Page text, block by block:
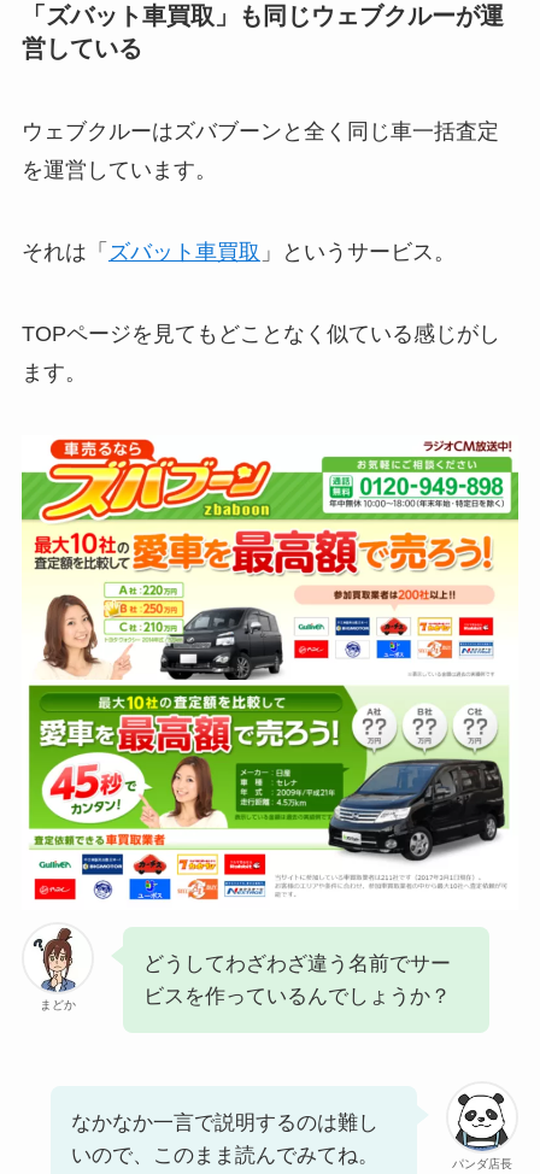
「ズバット車買取」も同じウェブクルーが運
営している
ウェブクルーはズバブーンと全く同じ車一括査定
を運営しています。
それは「 ズバット車買取 」というサービス。
TOPページを見てもどことなく似ている感じがし
ます。
まどか
どうしてわざわざ違う名前でサー
ビスを作っているんでしょうか？
パンダ店長
なかなか一言で説明するのは難し
いので、このまま読んでみてね。